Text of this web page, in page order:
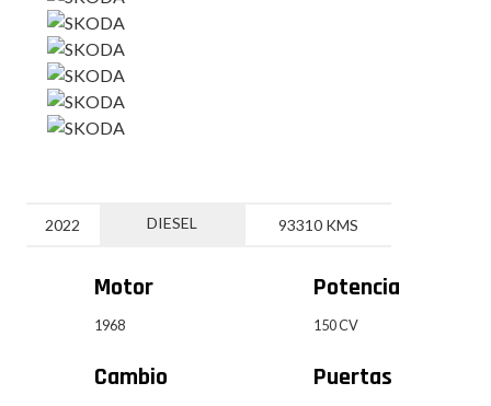
2022 DIESEL 93310 KMS
Motor
1968
Cambio
Potencia
150 CV
Puertas